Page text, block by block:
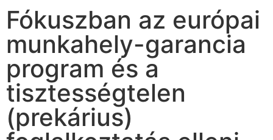
Fókuszban az európai
munkahely-garancia
program és a
tisztességtelen
(prekárius)